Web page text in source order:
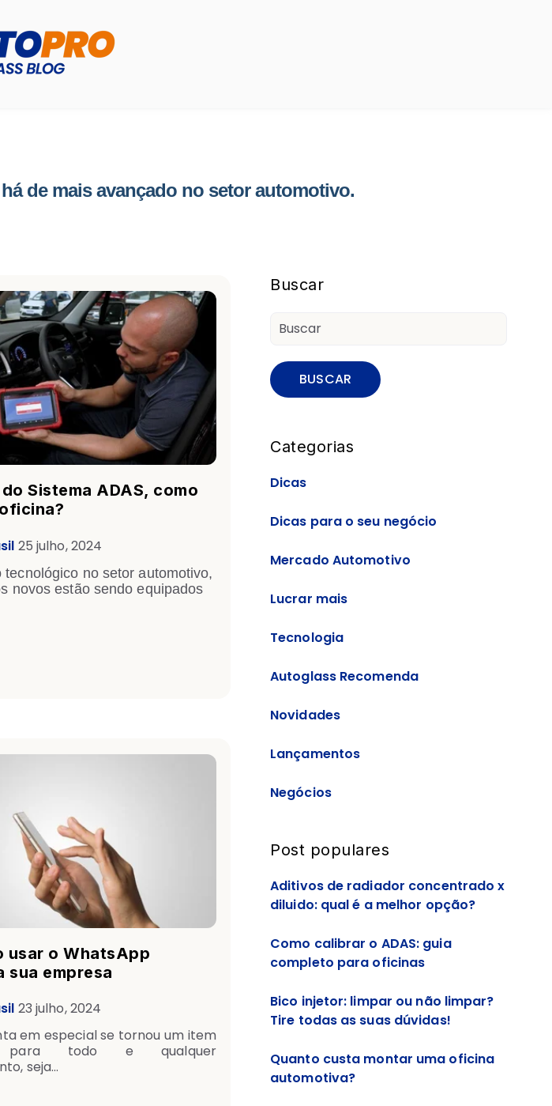
de mais avançado no setor automotivo.
Sistema ADAS, como
25 julho, 2024
tecnológico no setor automotivo,
novos estão sendo equipados
usar o WhatsApp
sua empresa
23 julho, 2024
em especial se tornou um item
para todo e qualquer
seja...
Blog Sidebar
Buscar
BUSCAR
Categorias
Dicas
Dicas para o seu negócio
Mercado Automotivo
Lucrar mais
Tecnologia
Autoglass Recomenda
Novidades
Lançamentos
Negócios
Post populares
Aditivos de radiador concentrado x
diluido: qual é a melhor opção?
Como calibrar o ADAS: guia
completo para oficinas
Bico injetor: limpar ou não limpar?
Tire todas as suas dúvidas!
Quanto custa montar uma oficina
automotiva?